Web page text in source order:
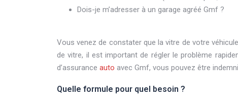
Dois-je m’adresser à un garage agréé Gmf ?
Vous venez de constater que la vitre de votre
de vitre, il est important de régler le problème
d’assurance auto avec Gmf, vous pouvez être
Quelle formule pour quel besoin ?